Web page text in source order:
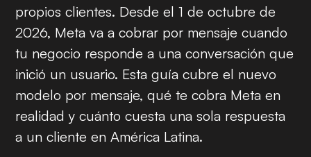
propios clientes. Desde el 1 de octubre de
2026, Meta va a cobrar por mensaje cuando
tu negocio responde a una conversación que
inició un usuario. Esta guía cubre el nuevo
modelo por mensaje, qué te cobra Meta en
realidad y cuánto cuesta una sola respuesta
a un cliente en América Latina.